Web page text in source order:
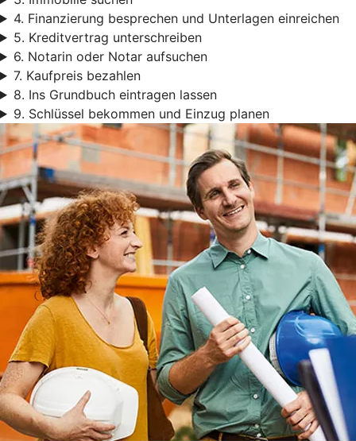
4. Finanzierung besprechen und Unterlagen einreichen
5. Kreditvertrag unterschreiben
6. Notarin oder Notar aufsuchen
7. Kaufpreis bezahlen
8. Ins Grundbuch eintragen lassen
9. Schlüssel bekommen und Einzug planen